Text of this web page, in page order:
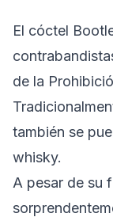
El cóctel
de la
también se
whisky.
A pesar de su